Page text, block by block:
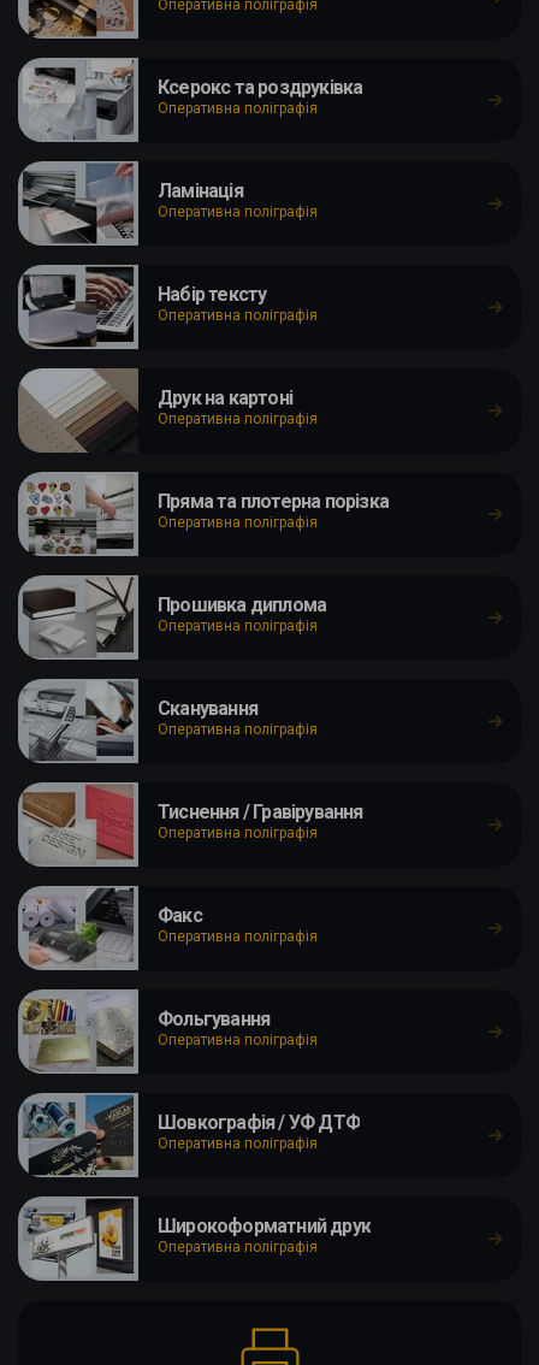
Оперативна поліграфія
Ксерокс та роздруківка
Оперативна поліграфія
Ламінація
Оперативна поліграфія
Набір тексту
Оперативна поліграфія
Друк на картоні
Оперативна поліграфія
Пряма та плотерна порізка
Оперативна поліграфія
Прошивка диплома
Оперативна поліграфія
Сканування
Оперативна поліграфія
Тиснення / Гравірування
Оперативна поліграфія
Факс
Оперативна поліграфія
Фольгування
Оперативна поліграфія
Шовкографія / УФ ДТФ
Оперативна поліграфія
Широкоформатний друк
Оперативна поліграфія